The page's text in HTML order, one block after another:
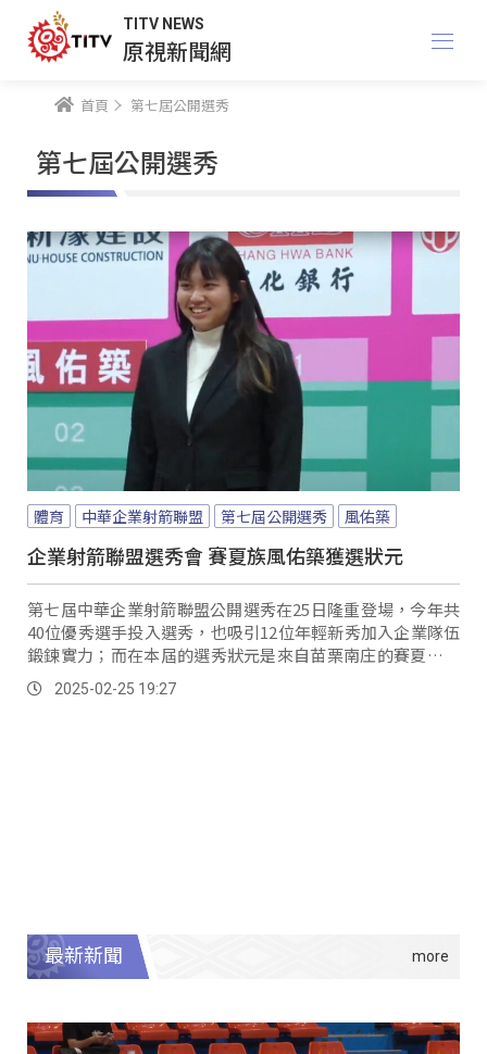
TITV NEWS
原視新聞網
首頁 第七屆公開選秀
第七屆公開選秀
體育 中華企業射箭聯盟 第七屆公開選秀 風佑築
企業射箭聯盟選秀會 賽夏族風佑築獲選狀元
第七屆中華企業射箭聯盟公開選秀在25日隆重登場，今年共
40位優秀選手投入選秀，也吸引12位年輕新秀加入企業隊伍
鍛鍊實力；而在本屆的選秀狀元是來自苗栗南庄的賽夏族人
風佑築拿下，不僅在2024亞洲青年錦標賽U21女子團體金
牌，更是在上周2025亞洲盃射箭賽曼谷站奪下銀牌的年輕小
2025-02-25 19:27
最新新聞